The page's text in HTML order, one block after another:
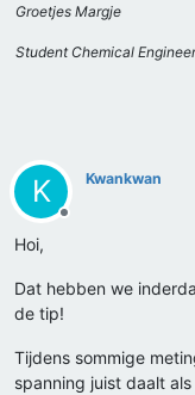
Groetjes Margje
Student Chemical
K
Offline
Kwankwan
Hoi,
Dat hebben we
de tip!
Tijdens sommige
spanning juist daalt